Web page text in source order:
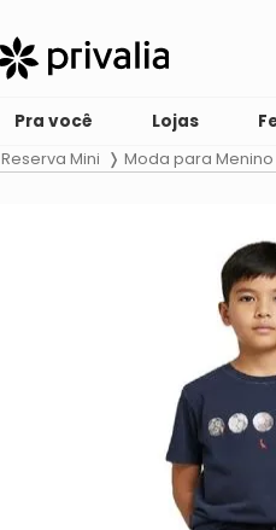
Pra você Lojas
Reserva Mini Moda para Menino